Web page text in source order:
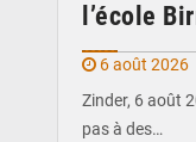
l’école
6 août 2026
Zinder, 6 août
pas à des…